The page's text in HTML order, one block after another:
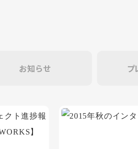
お知らせ プ